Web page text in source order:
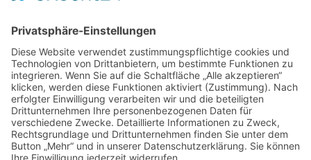
BIENENZUCHTVEREIN SULZBACH-ROSENBERG
1871 E.V.
1. Vorsitzender
Matthias Bohmann
Siebeneichen 13
92237 Sulzbach-Rosenberg